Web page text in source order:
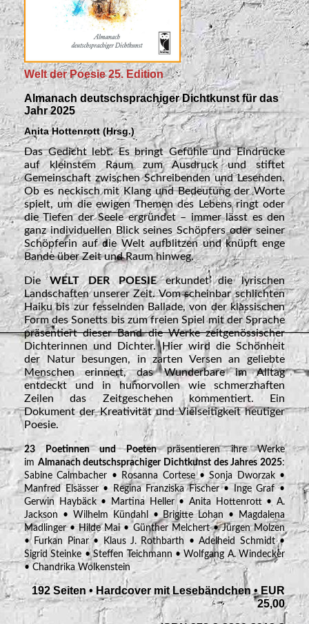
Welt der Poesie 25. Edition
Almanach deutschsprachiger Dichtkunst für das
Jahr 2025
Anita Hottenrott (Hrsg.)
Das Gedicht lebt. Es bringt Gefühle und Eindrücke
auf kleinstem Raum zum Ausdruck und stiftet
Gemeinschaft zwischen Schreibenden und Lesenden.
Ob es neckisch mit Klang und Bedeutung der Worte
spielt, um die ewigen Themen des Lebens ringt oder
die Tiefen der Seele ergründet – immer lässt es den
ganz individuellen Blick seines Schöpfers oder seiner
Schöpferin auf die Welt aufblitzen und knüpft enge
Bande über Zeit und Raum hinweg.
DieWELT DER POESIEerkundet die lyrischen
Landschaften unserer Zeit. Vom scheinbar schlichten
Haiku bis zur fesselnden Ballade, von der klassischen
Form des Sonetts bis zum freien Spiel mit der Sprache
präsentiert dieser Band die Werke zeitgenössischer
Dichterinnen und Dichter. Hier wird die Schönheit
der Natur besungen, in zarten Versen an geliebte
Menschen erinnert, das Wunderbare im Alltag
entdeckt und in humorvollen wie schmerzhaften
Zeilen das Zeitgeschehen kommentiert. Ein
Dokument der Kreativität und Vielseitigkeit heutiger
Poesie.
23 Poetinnen und Poetenpräsentieren ihre Werke
im Almanach deutschsprachiger Dichtkunst des Jahres 2025:
Sabine Calmbacher • Rosanna Cortese • Sonja Dworzak •
Manfred Elsässer • Regina Franziska Fischer • Inge Graf •
Gerwin Haybäck • Martina Heller • Anita Hottenrott • A.
Jackson • Wilhelm Kündahl • Brigitte Lohan • Magdalena
Madlinger • Hilde Mai • Günther Melchert • Jürgen Molzen
• Furkan Pinar • Klaus J. Rothbarth • Adelheid Schmidt •
Sigrid Steinke • Steffen Teichmann • Wolfgang A. Windecker
• Chandrika Wolkenstein
192 Seiten • Hardcover mit Lesebändchen • EUR
25,00